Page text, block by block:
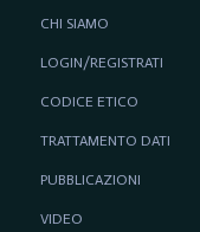
CHI SIAMO
LOGIN/REGISTRATI
CODICE ETICO
TRATTAMENTO DATI
PUBBLICAZIONI
VIDEO